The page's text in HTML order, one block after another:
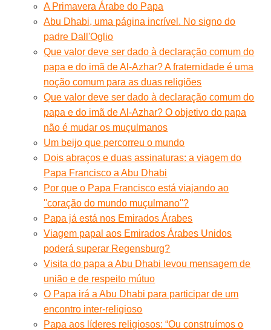
A Primavera Árabe do Papa
Abu Dhabi, uma página incrível. No signo do
padre Dall'Oglio
Que valor deve ser dado à declaração comum do
papa e do imã de Al-Azhar? A fraternidade é uma
noção comum para as duas religiões
Que valor deve ser dado à declaração comum do
papa e do imã de Al-Azhar? O objetivo do papa
não é mudar os muçulmanos
Um beijo que percorreu o mundo
Dois abraços e duas assinaturas: a viagem do
Papa Francisco a Abu Dhabi
Por que o Papa Francisco está viajando ao
''coração do mundo muçulmano''?
Papa já está nos Emirados Árabes
Viagem papal aos Emirados Árabes Unidos
poderá superar Regensburg?
Visita do papa a Abu Dhabi levou mensagem de
união e de respeito mútuo
O Papa irá a Abu Dhabi para participar de um
encontro inter-religioso
Papa aos líderes religiosos: “Ou construímos o